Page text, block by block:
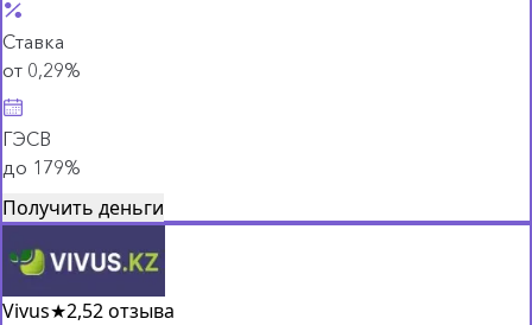
Ставка
от 0,29%
ГЭСВ
до 179%
Получить деньги
Vivus★2,52 отзыва